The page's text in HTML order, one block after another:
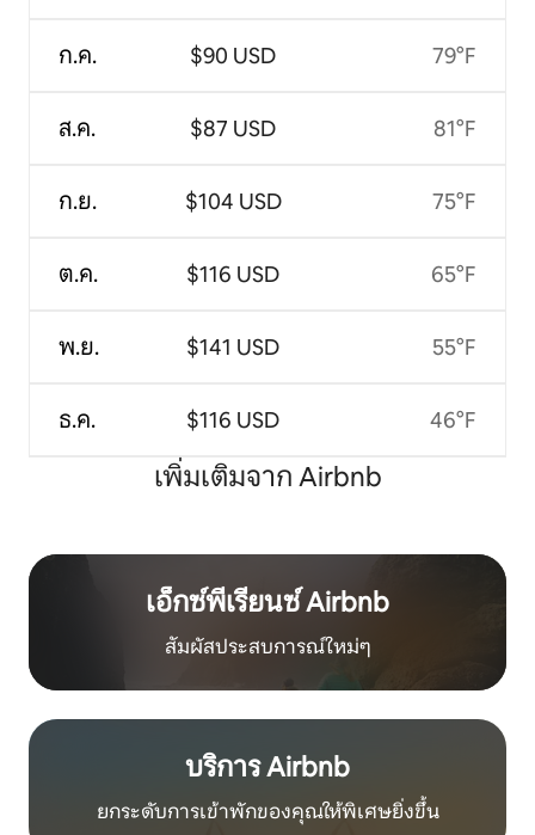
ก.ค.
ส.ค.
ก.ย.
ต.ค.
พ.ย.
ธ.ค.
$90 USD
$87 USD
$104 USD
$116 USD
$141 USD
$116 USD
79°F
81°F
75°F
65°F
55°F
46°F
เพิ่มเติมจาก Airbnb
เอ็กซ์พีเรียนซ์ Airbnb
สัมผัสประสบการณ์ใหม่ๆ
บริการ Airbnb
ยกระดับการเข้าพักของคุณให้พิเศษยิ่งขึ้น